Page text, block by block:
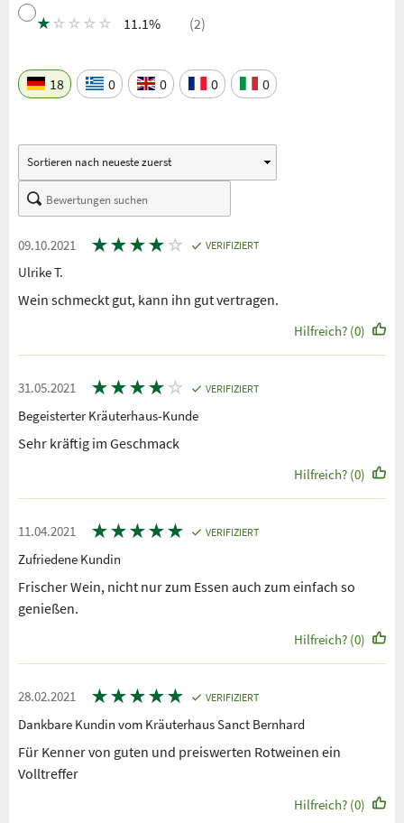
★ ☆ ☆ ☆ ☆ 11.1% (2)
18 0 0 0 0
09.10.2021 ★★★★ ☆ VERIFIZIERT
Ulrike T.
Wein schmeckt gut, kann ihn gut vertragen.
Hilfreich? (0)
31.05.2021 ★★★★ ☆ VERIFIZIERT
Begeisterter Kräuterhaus-Kunde
Sehr kräftig im Geschmack
Hilfreich? (0)
11.04.2021 ★★★★★ VERIFIZIERT
Zufriedene Kundin
Frischer Wein, nicht nur zum Essen auch zum einfach so
genießen.
Hilfreich? (0)
28.02.2021 ★★★★★ VERIFIZIERT
Dankbare Kundin vom Kräuterhaus Sanct Bernhard
Für Kenner von guten und preiswerten Rotweinen ein
Volltreffer
Hilfreich? (0)